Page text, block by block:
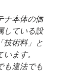
ナ本体の価
している設
技術料」と
ます。
も違法でも